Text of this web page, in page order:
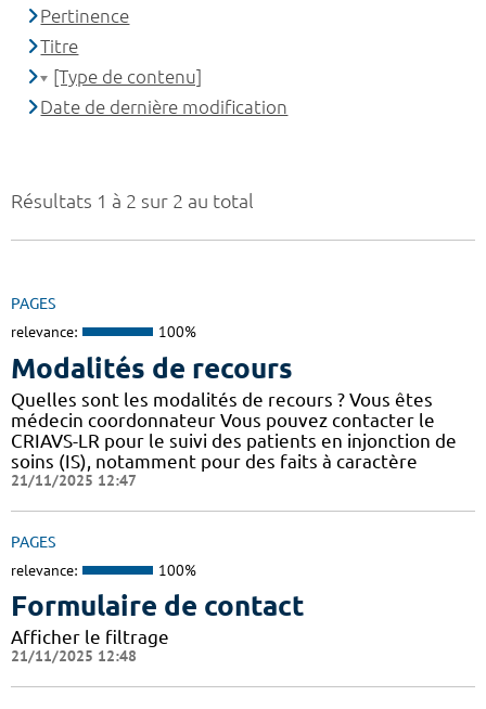
Résultats 1 à 2 sur 2 au total
PAGES
relevance: 100%
Modalités de recours
Quelles sont les modalités de recours ? Vous êtes
médecin coordonnateur Vous pouvez contacter le
CRIAVS-LR pour le suivi des patients en injonction de
soins (IS), notamment pour des faits à caractère
21/11/2025 12:47
PAGES
relevance: 100%
Formulaire de contact
Afficher le filtrage
21/11/2025 12:48
Pertinence
Titre
[Type de contenu]
Date de dernière modification